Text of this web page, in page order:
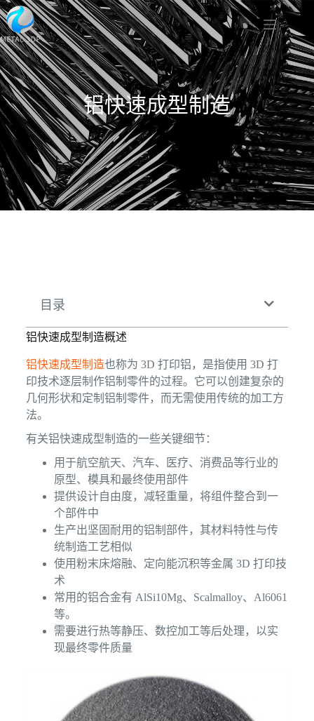
铝快速成型制造
目录
铝快速成型制造概述
铝快速成型制造也称为 3D 打印铝，是指使用 3D 打
印技术逐层制作铝制零件的过程。它可以创建复杂的
几何形状和定制铝制零件，而无需使用传统的加工方
法。
有关铝快速成型制造的一些关键细节：
用于航空航天、汽车、医疗、消费品等行业的
原型、模具和最终使用部件
提供设计自由度，减轻重量，将组件整合到一
个部件中
生产出坚固耐用的铝制部件，其材料特性与传
统制造工艺相似
使用粉末床熔融、定向能沉积等金属 3D 打印技
术
常用的铝合金有 AlSi10Mg、Scalmalloy、Al6061
等。
需要进行热等静压、数控加工等后处理，以实
现最终零件质量